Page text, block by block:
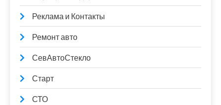
Реклама и Контакты
Ремонт авто
СевАвтоСтекло
Старт
СТО